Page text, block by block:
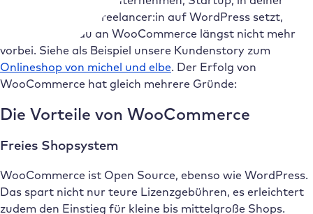
Agentur oder als Freelancer:in auf WordPress setzt,
dann kommst du an WooCommerce längst nicht mehr
vorbei. Siehe als Beispiel unsere Kundenstory zum
Onlineshop von michel und elbe. Der Erfolg von
WooCommerce hat gleich mehrere Gründe:
Die Vorteile von WooCommerce
Freies Shopsystem
WooCommerce ist Open Source, ebenso wie WordPress.
Das spart nicht nur teure Lizenzgebühren, es erleichtert
zudem den Einstieg für kleine bis mittelgroße Shops.